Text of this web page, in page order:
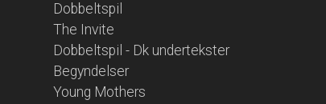
Dobbeltspil
The Invite
Dobbeltspil - Dk undertekster
Begyndelser
Young Mothers